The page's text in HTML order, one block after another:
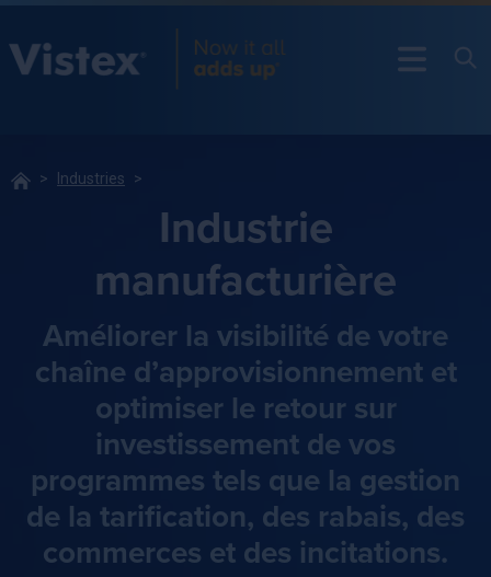
Industries
Industrie
manufacturière
Améliorer la visibilité de votre
chaîne d’approvisionnement et
optimiser le retour sur
investissement de vos
programmes tels que la gestion
de la tarification, des rabais, des
commerces et des incitations.